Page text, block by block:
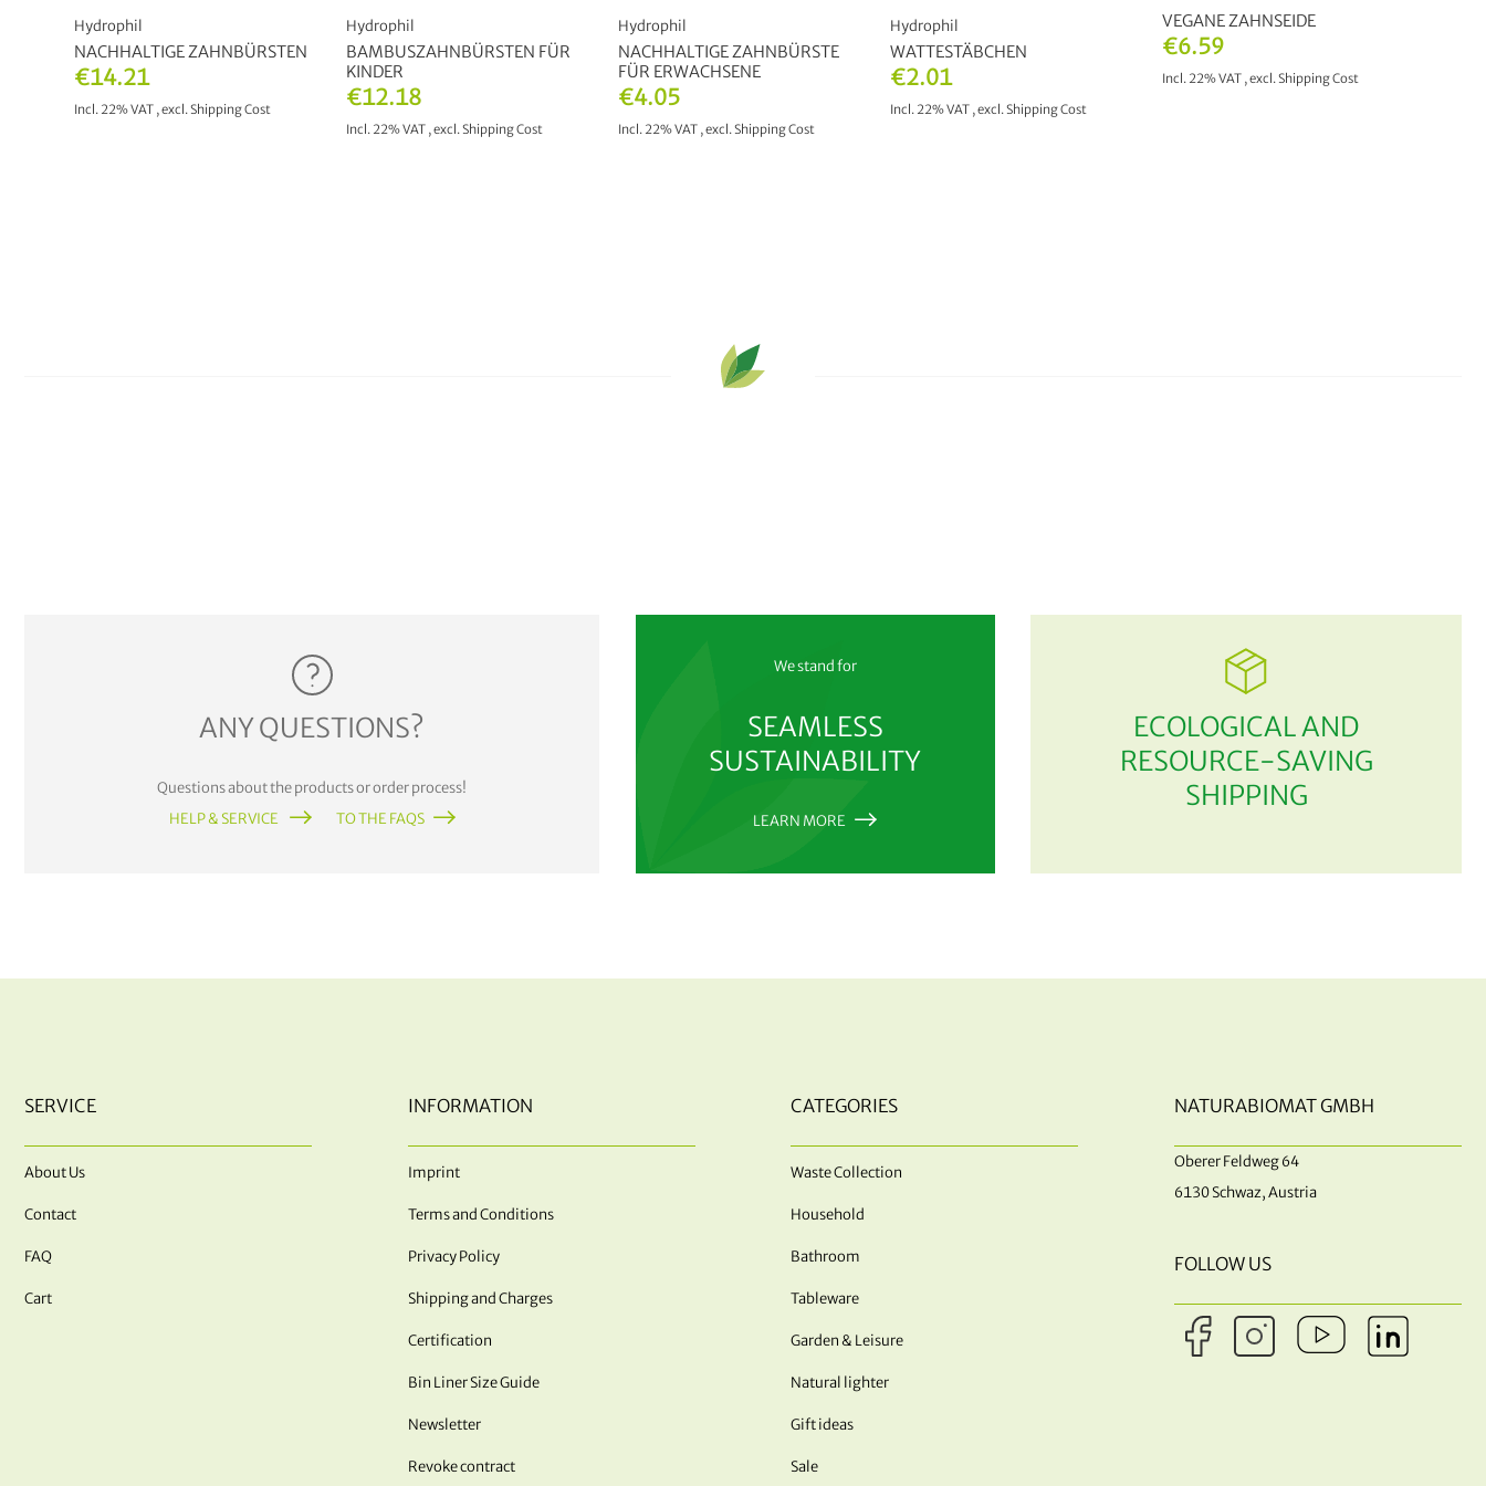
€14.21
Incl. 22% VAT ,excl.Shipping Cost
Hydrophil
NACHHALTIGE ZAHNBÜRSTEN
€12.18
Incl. 22% VAT ,excl.Shipping Cost
Hydrophil
BAMBUSZAHNBÜRSTEN FÜR
KINDER
€4.05
Incl. 22% VAT ,excl.Shipping Cost
Hydrophil
NACHHALTIGE ZAHNBÜRSTE
FÜR ERWACHSENE
€2.01
Incl. 22% VAT ,excl.Shipping Cost
Hydrophil
WATTESTÄBCHEN €6.59
Incl. 22% VAT ,excl.Shipping Cost
VEGANE ZAHNSEIDE
ANY QUESTIONS?
Questions about the products or order process!
HELP & SERVICE
TO THE FAQS
We stand for
SEAMLESS
SUSTAINABILITY
LEARN MORE
ECOLOGICAL AND
RESOURCE-SAVING
SHIPPING
SERVICE
About Us
Contact
FAQ
Cart
INFORMATION
Imprint
Terms and Conditions
Privacy Policy
Shipping and Charges
Certification
Bin Liner Size Guide
Newsletter
Revoke contract
CATEGORIES
Waste Collection
Household
Bathroom
Tableware
Garden & Leisure
Natural lighter
Gift ideas
Sale
NATURABIOMAT GMBH
Oberer Feldweg 64
6130 Schwaz, Austria
FOLLOW US